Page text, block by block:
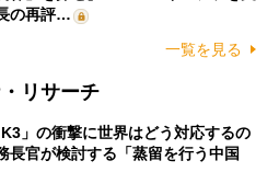
の再評…
一覧を見る
リサーチ
」の衝撃に世界はどう対応するの
官が検討する「蒸留を行う中国